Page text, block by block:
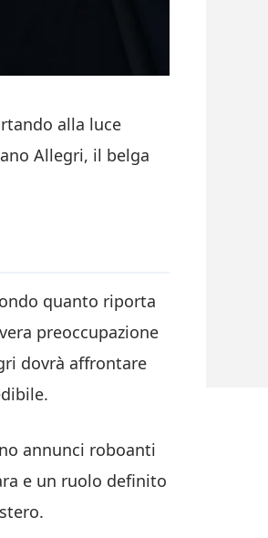
alla luce
Allegri, il belga
quanto riporta
preoccupazione
dovrà affrontare
annunci roboanti
e un ruolo definito